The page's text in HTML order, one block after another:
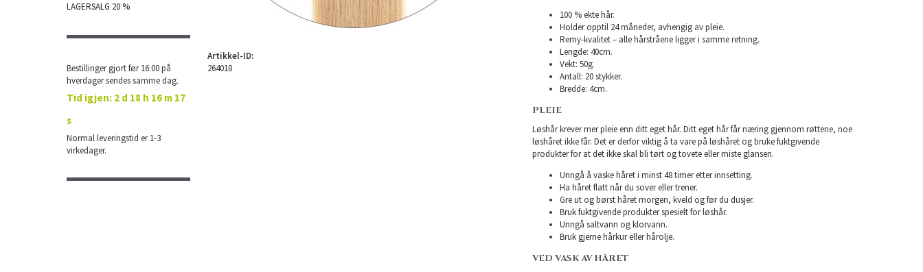
LAGERSALG 20 %
Bestillinger gjort før 16:00 på
hverdager sendes samme dag.
Tid igjen: 2 d 18 h 16 m 17
s
Normal leveringstid er 1-3
virkedager.
100 % ekte hår.
Holder opptil 24 måneder, avhengig av pleie.
Remy-kvalitet – alle hårstråene ligger i samme retning.
Lengde: 40cm.
Vekt: 50g.
Antall: 20 stykker.
Bredde: 4cm.
PLEIE
Løshår krever mer pleie enn ditt eget hår. Ditt eget hår får næring gjennom røttene, noe
løshåret ikke får. Det er derfor viktig å ta vare på løshåret og bruke fuktgivende
produkter for at det ikke skal bli tørt og tovete eller miste glansen.
Unngå å vaske håret i minst 48 timer etter innsetting.
Ha håret flatt når du sover eller trener.
Gre ut og børst håret morgen, kveld og før du dusjer.
Bruk fuktgivende produkter spesielt for løshår.
Unngå saltvann og klorvann.
Bruk gjerne hårkur eller hårolje.
VED VASK AV HÅRET
Artikkel-ID:
264018